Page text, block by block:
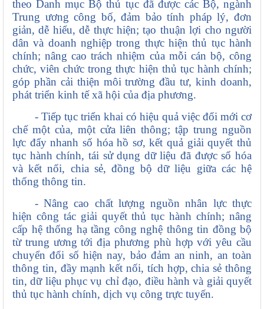
theo Danh mục Bộ thủ tục đã được các Bộ, ngành
Trung ương công bố, đảm bảo tính pháp lý, đơn
giản, dễ hiểu, dễ thực hiện; tạo thuận lợi cho người
dân và doanh nghiệp trong thực hiện thủ tục hành
chính; nâng cao trách nhiệm của mỗi cán bộ, công
chức, viên chức trong thực hiện thủ tục hành chính;
góp phần cải thiện môi trường đầu tư, kinh doanh,
phát triển kinh tế xã hội của địa phương.
- Tiếp tục triển khai có hiệu quả việc đổi mới cơ
chế một của, một cửa liên thông; tập trung nguồn
lực đẩy nhanh số hóa hồ sơ, kết quả giải quyết thủ
tục hành chính, tái sử dụng dữ liệu đã được số hóa
và kết nối, chia sẻ, đồng bộ dữ liệu giữa các hệ
thống thông tin.
- Nâng cao chất lượng nguồn nhân lực thực
hiện công tác giải quyết thủ tục hành chính; nâng
cấp hệ thống hạ tầng công nghệ thông tin đồng bộ
từ trung ương tới địa phương phù hợp với yêu cầu
chuyển đổi số hiện nay, bảo đảm an ninh, an toàn
thông tin, đầy mạnh kết nối, tích hợp, chia sẻ thông
tin, dữ liệu phục vụ chỉ đạo, điều hành và giải quyết
thủ tục hành chính, dịch vụ công trực tuyến.